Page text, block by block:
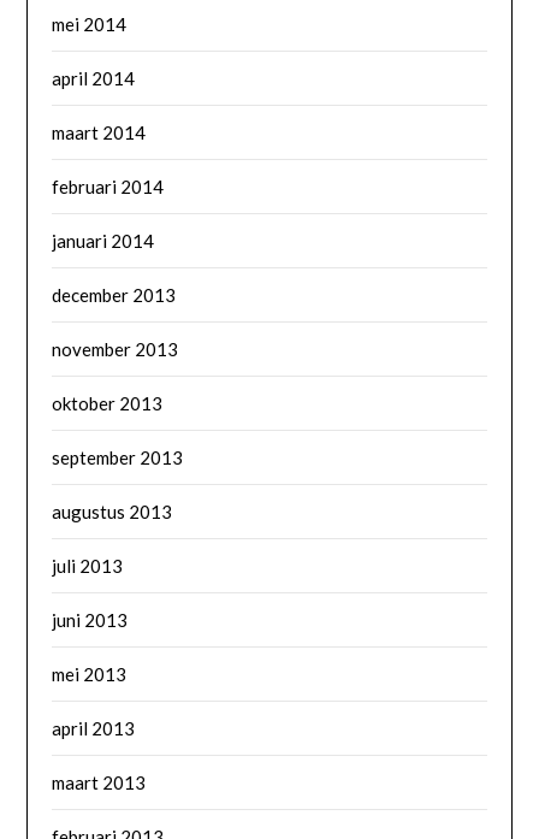
mei 2014
april 2014
maart 2014
februari 2014
januari 2014
december 2013
november 2013
oktober 2013
september 2013
augustus 2013
juli 2013
juni 2013
mei 2013
april 2013
maart 2013